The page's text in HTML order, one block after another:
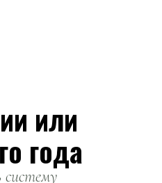
или
года